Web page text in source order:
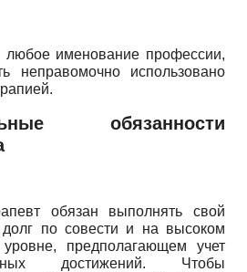
именование профессии,
неправомочно использовано
обязанности
обязан выполнять свой
по совести и на высоком
предполагающем учет
достижений. Чтобы